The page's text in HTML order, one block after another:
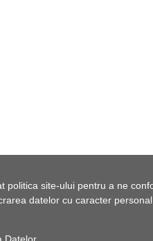
site-ului pentru a ne
datelor cu caracter